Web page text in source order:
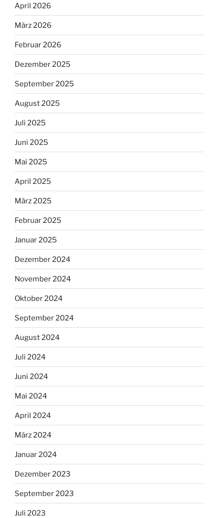
April 2026
März 2026
Februar 2026
Dezember 2025
September 2025
August 2025
Juli 2025
Juni 2025
Mai 2025
April 2025
März 2025
Februar 2025
Januar 2025
Dezember 2024
November 2024
Oktober 2024
September 2024
August 2024
Juli 2024
Juni 2024
Mai 2024
April 2024
März 2024
Januar 2024
Dezember 2023
September 2023
Juli 2023